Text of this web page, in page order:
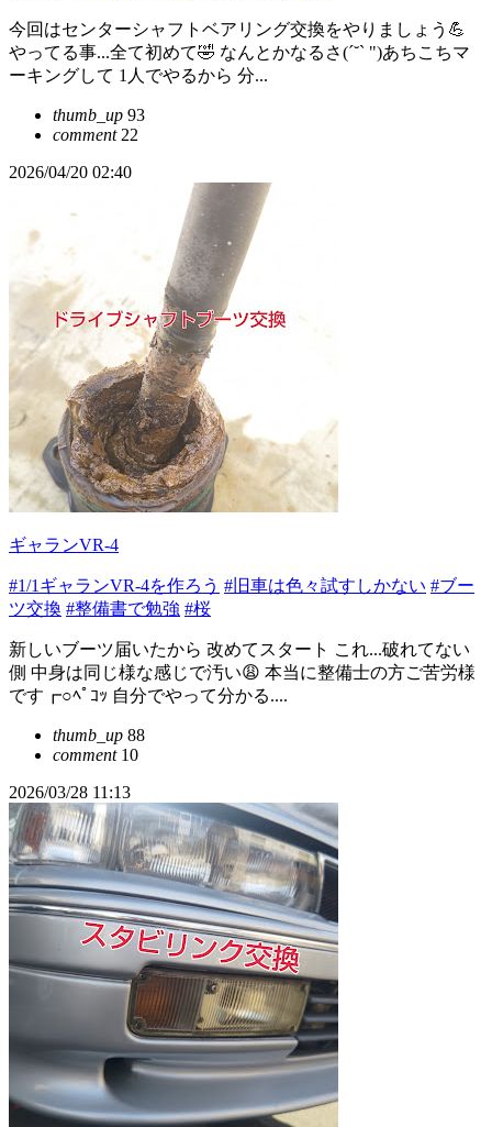
今回はセンターシャフトベアリング交換をやりましょう💪
やってる事...全て初めて🤣 なんとかなるさ(´˘` ")あちこちマ
ーキングして 1人でやるから 分...
thumb_up 93
comment22
2026/04/20 02:40
ギャランVR-4
#1/1ギャランVR-4を作ろう #旧車は色々試すしかない #ブー
ツ交換 #整備書で勉強 #桜
新しいブーツ届いたから 改めてスタート これ...破れてない
側 中身は同じ様な感じで汚い😩 本当に整備士の方ご苦労様
です┏○ﾍﾟｺｯ 自分でやって分かる....
thumb_up 88
comment10
2026/03/28 11:13